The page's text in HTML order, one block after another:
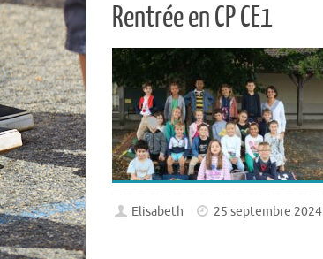
Rentrée en CP CE1
Elisabeth 25 septembre 2024